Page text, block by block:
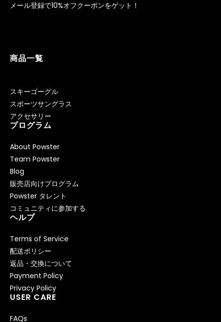
メール登録で10%オフクーポンをゲット！
商品一覧
スキーゴーグル
スポーツサングラス
アクセサリー
プログラム
About Powster
Team Powster
Blog
販売店向けプログラム
Powster タレント
コミュニティに参加する
ヘルプ
Terms of Service
配送ポリシー
返品・交換について
Payment Policy
Privacy Policy
USER CARE
FAQs